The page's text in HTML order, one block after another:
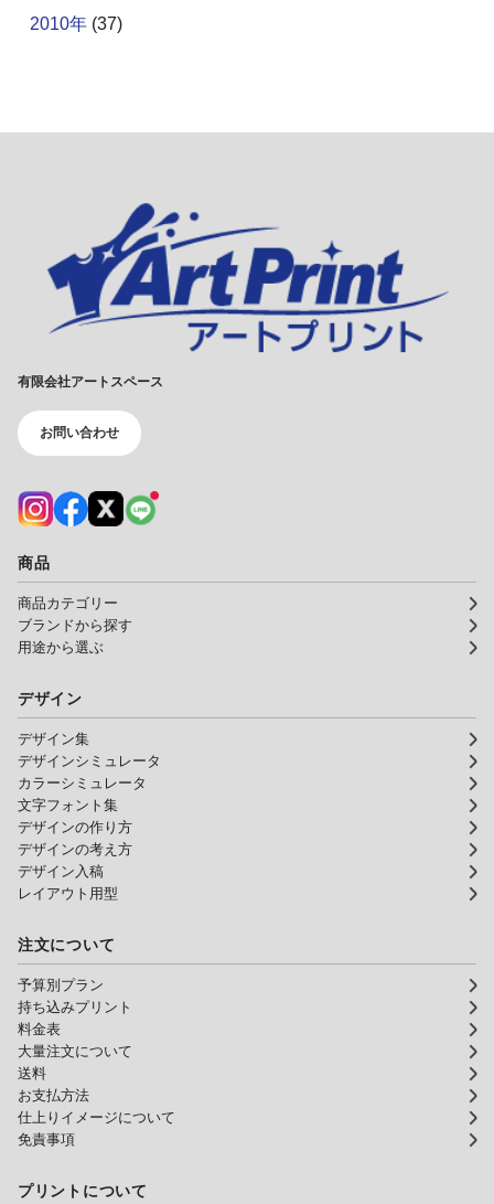
2010年 (37)
有限会社アートスペース
お問い合わせ
商品
商品カテゴリー
ブランドから探す
用途から選ぶ
デザイン
デザイン集
デザインシミュレータ
カラーシミュレータ
文字フォント集
デザインの作り方
デザインの考え方
デザイン入稿
レイアウト用型
注文について
予算別プラン
持ち込みプリント
料金表
大量注文について
送料
お支払方法
仕上りイメージについて
免責事項
プリントについて